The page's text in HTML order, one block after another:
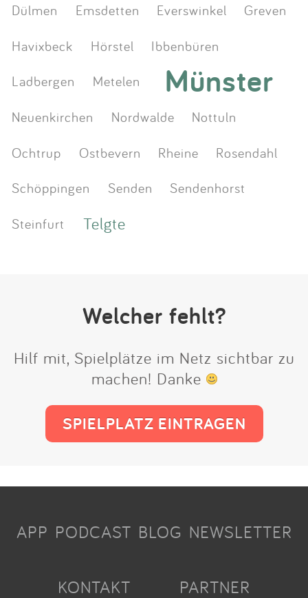
Dülmen Emsdetten Everswinkel
Greven
Havixbeck
Hörstel
Ibbenbüren
Ladbergen
Metelen Münster
Neuenkirchen Nordwalde
Nottuln
Ochtrup
Ostbevern Rheine
Rosendahl
Schöppingen
Senden
Sendenhorst
Steinfurt
Telgte
Welcher fehlt?
Hilf mit, Spielplätze im Netz sichtbar zu
machen! Danke
SPIELPLATZ EINTRAGEN
APP PODCAST BLOG NEWSLETTER
KONTAKT PARTNER